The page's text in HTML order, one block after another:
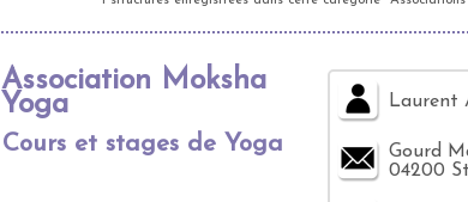
Association Moksha
Yoga
Cours et stages de Yoga
Laurent
Gourd
04200